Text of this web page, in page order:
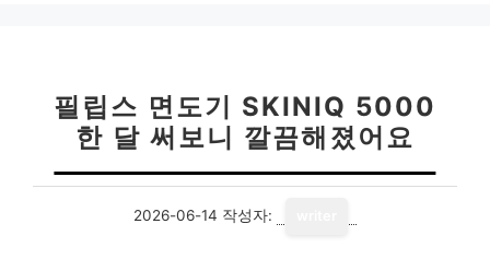
필립스 면도기 SKINIQ 5000
한 달 써보니 깔끔해졌어요
2026-06-14 작성자: